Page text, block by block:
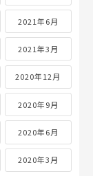
2021年6月
2021年3月
2020年12月
2020年9月
2020年6月
2020年3月